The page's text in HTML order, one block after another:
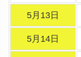
5月13日
5月14日